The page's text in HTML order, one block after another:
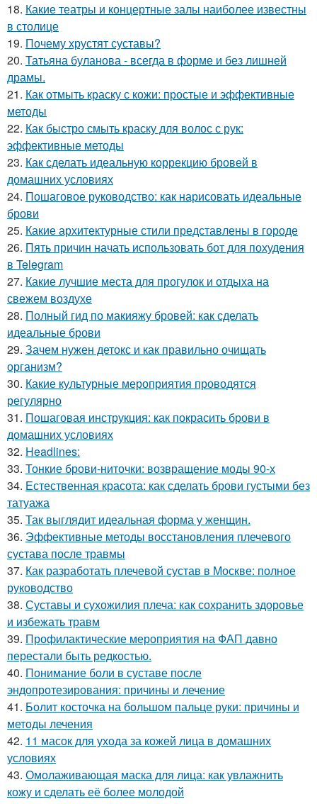
18. Какие театры и концертные залы наиболее известны
в столице
19. Почему хрустят суставы?
20. Татьяна буланова - всегда в форме и без лишней
драмы.
21. Как отмыть краску с кожи: простые и эффективные
методы
22. Как быстро смыть краску для волос с рук:
эффективные методы
23. Как сделать идеальную коррекцию бровей в
домашних условиях
24. Пошаговое руководство: как нарисовать идеальные
брови
25. Какие архитектурные стили представлены в городе
26. Пять причин начать использовать бот для похудения
в Telegram
27. Какие лучшие места для прогулок и отдыха на
свежем воздухе
28. Полный гид по макияжу бровей: как сделать
идеальные брови
29. Зачем нужен детокс и как правильно очищать
организм?
30. Какие культурные мероприятия проводятся
регулярно
31. Пошаговая инструкция: как покрасить брови в
домашних условиях
32. Headlines:
33. Тонкие брови-ниточки: возвращение моды 90-х
34. Естественная красота: как сделать брови густыми без
татуажа
35. Так выглядит идеальная форма у женщин.
36. Эффективные методы восстановления плечевого
сустава после травмы
37. Как разработать плечевой сустав в Москве: полное
руководство
38. Суставы и сухожилия плеча: как сохранить здоровье
и избежать травм
39. Профилактические мероприятия на ФАП давно
перестали быть редкостью.
40. Понимание боли в суставе после
эндопротезирования: причины и лечение
41. Болит косточка на большом пальце руки: причины и
методы лечения
42. 11 масок для ухода за кожей лица в домашних
условиях
43. Омолаживающая маска для лица: как увлажнить
кожу и сделать её более молодой